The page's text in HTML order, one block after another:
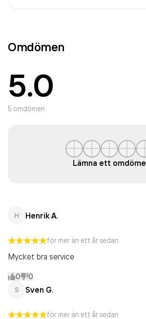
Omdömen
5.0
5 omdömen
Lämna ett omdöme
H Henrik A.
för mer än ett år sedan
Mycket bra service
0 0
S Sven G.
för mer än ett år sedan